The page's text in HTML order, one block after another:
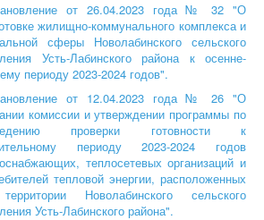
от 26.04.2023 года № 32 "О
жилищно-коммунального комплекса и
сферы Новолабинского сельского
Усть-Лабинского района к осенне-
периоду 2023-2024 годов".
от 12.04.2023 года № 26 "О
комиссии и утверждении программы по
проверки готовности к
периоду 2023-2024 годов
теплосетевых организаций и
тепловой энергии, расположенных
Новолабинского сельского
Усть-Лабинского района".